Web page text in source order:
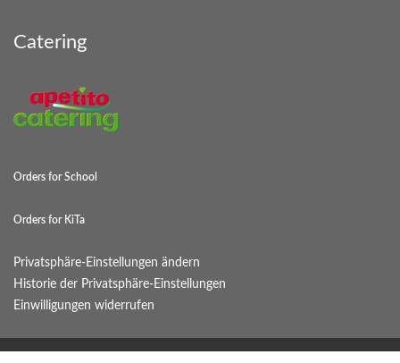
Catering
Orders for School
Orders for KiTa
Privatsphäre-Einstellungen ändern
Historie der Privatsphäre-Einstellungen
Einwilligungen widerrufen